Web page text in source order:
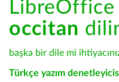
occitan
başka bir dile mi
Türkçe yazım